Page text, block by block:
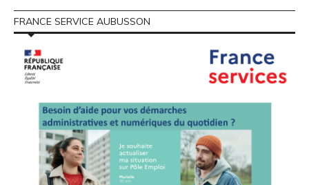
FRANCE SERVICE AUBUSSON